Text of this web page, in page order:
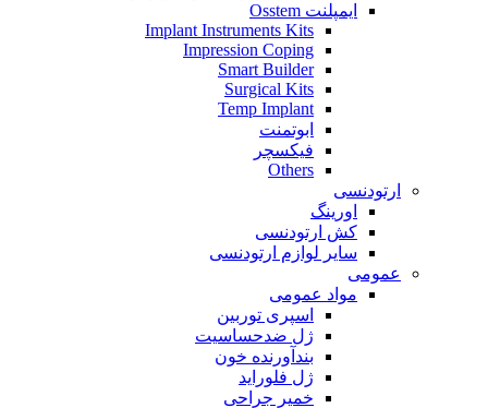
ایمپلنت Osstem
Implant Instruments Kits
Impression Coping
Smart Builder
Surgical Kits
Temp Implant
ابوتمنت
فیکسچر
Others
ارتودنسی
اورینگ
کش ارتودنسی
سایر لوازم ارتودنسی
عمومی
مواد عمومی
اسپری توربین
ژل ضدحساسیت
بندآورنده خون
ژل فلوراید
خمیر جراحی